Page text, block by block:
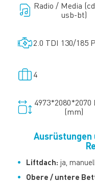
Radio / Media
usb-bt)
2.0 TDI 130/185
4
(mm)
Liftdach: ja,
Obere / untere